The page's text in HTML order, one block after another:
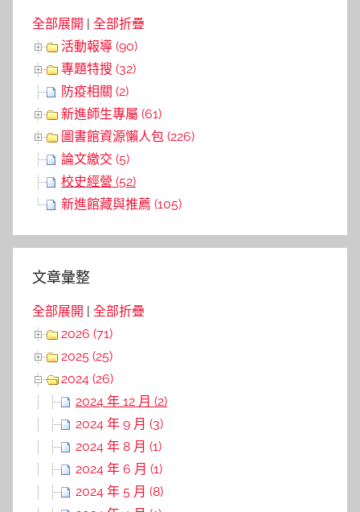
全部展開 | 全部折疊
活動報導 (90)
專題特搜 (32)
防疫相關 (2)
新進師生專屬 (61)
圖書館資源懶人包 (226)
論文繳交 (5)
校史經營 (52)
新進館藏與推薦 (105)
文章彙整
全部展開 | 全部折疊
2026 (71)
2025 (25)
2024 (26)
2024 年 12 月 (2)
2024 年 9 月 (3)
2024 年 8 月 (1)
2024 年 6 月 (1)
2024 年 5 月 (8)